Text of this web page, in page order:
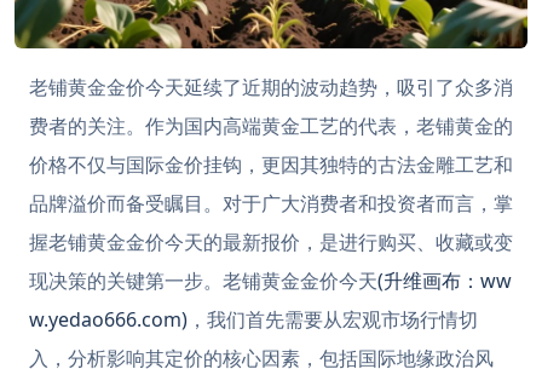
老铺黄金金价今天延续了近期的波动趋势，吸引了众多消
费者的关注。作为国内高端黄金工艺的代表，老铺黄金的
价格不仅与国际金价挂钩，更因其独特的古法金雕工艺和
品牌溢价而备受瞩目。对于广大消费者和投资者而言，掌
握老铺黄金金价今天的最新报价，是进行购买、收藏或变
现决策的关键第一步。老铺黄金金价今天(升维画布：ww
w.yedao666.com) ，我们首先需要从宏观市场行情切
入，分析影响其定价的核心因素，包括国际地缘政治风